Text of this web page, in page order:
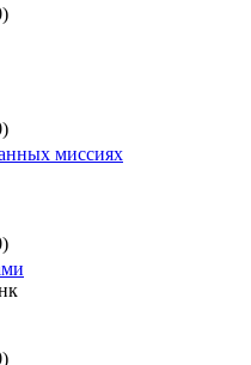
миссиях